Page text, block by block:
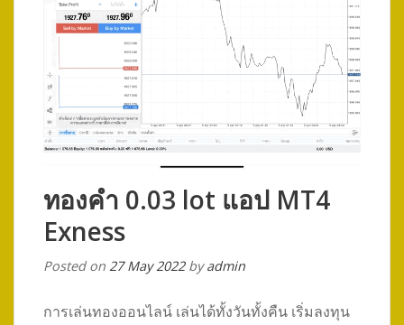
ทองคำ 0.03 lot แอป MT4
Exness
Posted on 27 May 2022byadmin
การเล่นทองออนไลน์ เล่นได้ทั้งวันทั้งคืน เริ่มลงทุน